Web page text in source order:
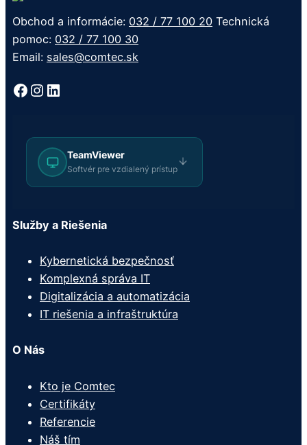
Obchod a informácie: 032 / 77 100 20 Technická
pomoc: 032 / 77 100 30
Email: sales@comtec.sk
Facebook Instagram LinkedIn
TeamViewer
Softvér pre vzdialený prístup
Služby a Riešenia
Kybernetická bezpečnosť
Komplexná správa IT
Digitalizácia a automatizácia
IT riešenia a infraštruktúra
O Nás
Kto je Comtec
Certifikáty
Referencie
Náš tím